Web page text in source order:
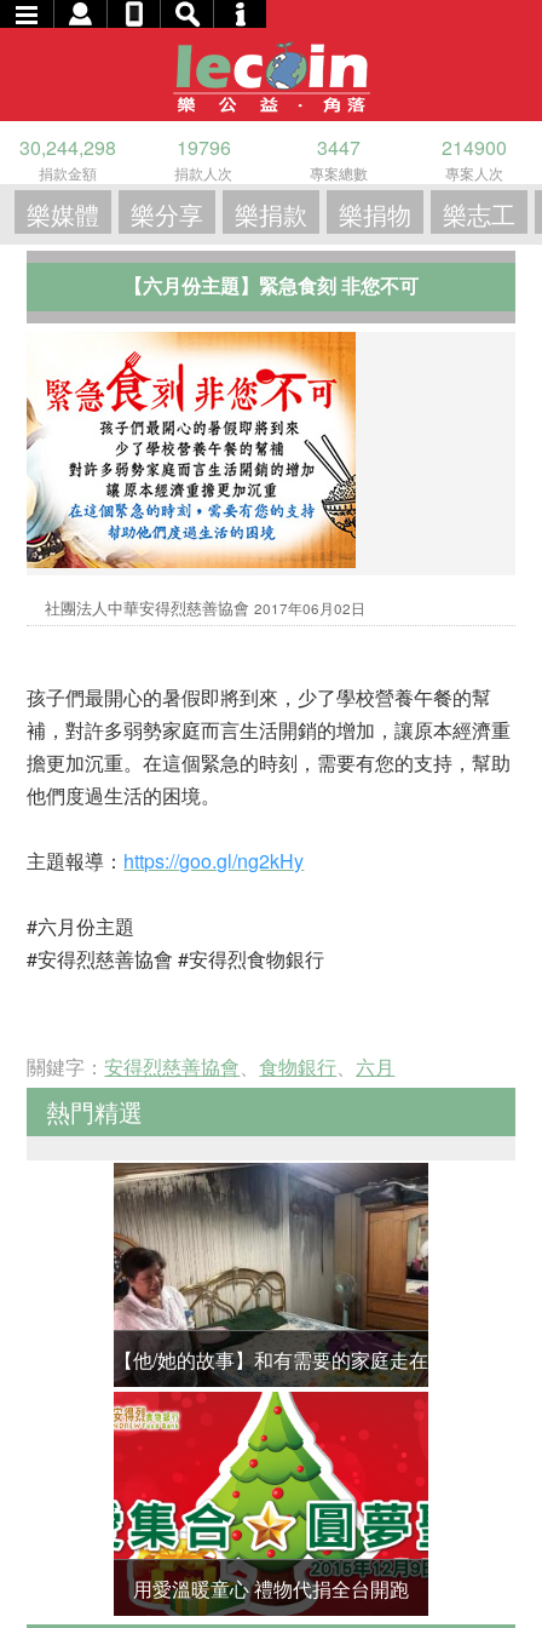
30,244,298
捐款金額
19796
捐款人次
3447
專案總數
214900
專案人次
樂媒體 樂分享 樂捐款 樂捐物 樂志工
【六月份主題】緊急食刻 非您不可
社團法人中華安得烈慈善協會2017年06月02日
孩子們最開心的暑假即將到來，少了學校營養午餐的幫
補，對許多弱勢家庭而言生活開銷的增加，讓原本經濟重
擔更加沉重。在這個緊急的時刻，需要有您的支持，幫助
他們度過生活的困境。
主題報導： https://goo.gl/ng2kHy
#六月份主題
#安得烈慈善協會 #安得烈食物銀行
關鍵字：安得烈慈善協會、食物銀行、 六月
熱門精選
【他/她的故事】和有需要的家庭走在
一起
用愛溫暖童心 禮物代捐全台開跑